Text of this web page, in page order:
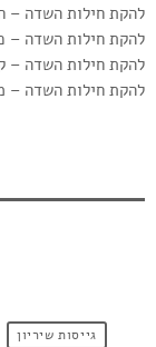
להקת חילות השדה –
להקת חילות השדה –
להקת חילות השדה –
להקת חילות השדה –
גייסות שיריון